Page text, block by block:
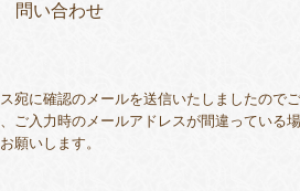
問い合わせ
宛に確認のメールを送信いたしましたので
ご入力時のメールアドレスが間違っている
願いします。